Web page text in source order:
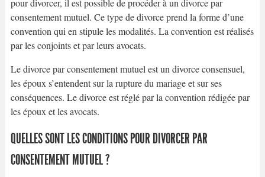
pour divorcer, il est possible de procéder à un divorce par
consentement mutuel. Ce type de divorce prend la forme d’une
convention qui en stipule les modalités. La convention est réalisés
par les conjoints et par leurs avocats.
Le divorce par consentement mutuel est un divorce consensuel,
les époux s’entendent sur la rupture du mariage et sur ses
conséquences. Le divorce est réglé par la convention rédigée par
les époux et les avocats.
QUELLES SONT LES CONDITIONS POUR DIVORCER PAR
CONSENTEMENT MUTUEL ?